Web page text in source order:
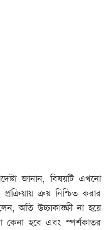
জানান, বিষয়টি এখনো
ক্রয় নিশ্চিত করার
অতি উচ্চাকাঙ্ক্ষী না হয়ে
কেনা হবে এবং স্পর্শকাতর